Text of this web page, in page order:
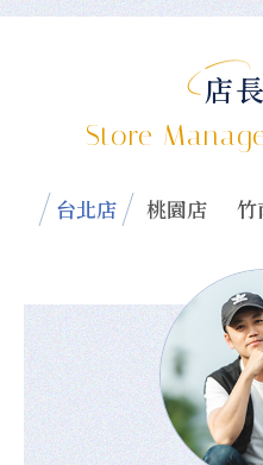
店
Store
台北店 桃園店 竹